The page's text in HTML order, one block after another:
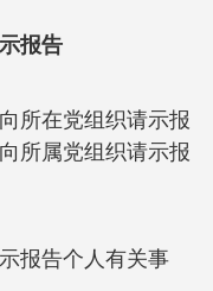
报告
所在党组织请示报
所属党组织请示报
报告个人有关事